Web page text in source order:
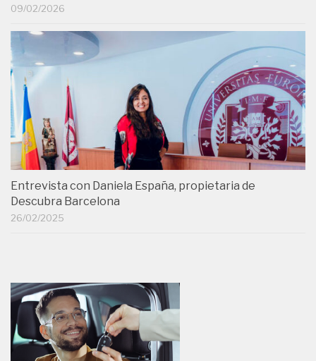
09/02/2026
Entrevista con Daniela España, propietaria de
Descubra Barcelona
26/02/2025